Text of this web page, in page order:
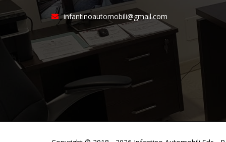
infantinoautomobili@gmail.com